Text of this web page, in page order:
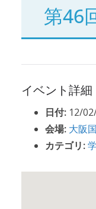
第46
イベント詳細
日付: 12/
会場: 大阪
カテゴリ: